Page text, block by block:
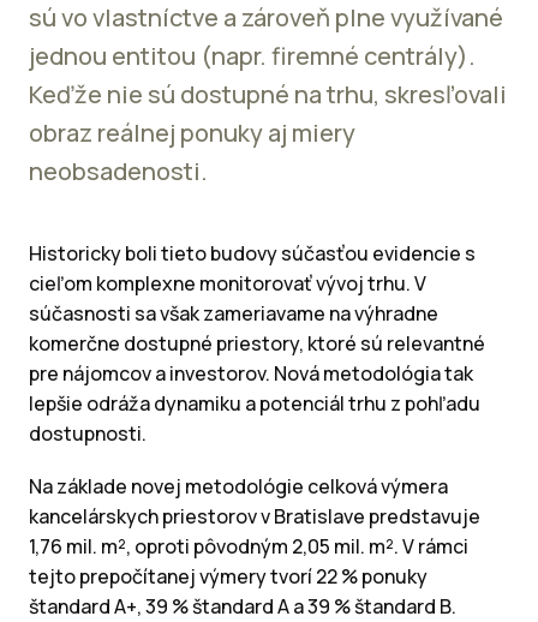
sú vo vlastníctve a zároveň plne využívané
jednou entitou (napr. firemné centrály).
Keďže nie sú dostupné na trhu, skresľovali
obraz reálnej ponuky aj miery
neobsadenosti.
Historicky boli tieto budovy súčasťou evidencie s
cieľom komplexne monitorovať vývoj trhu. V
súčasnosti sa však zameriavame na výhradne
komerčne dostupné priestory, ktoré sú relevantné
pre nájomcov a investorov. Nová metodológia tak
lepšie odráža dynamiku a potenciál trhu z pohľadu
dostupnosti.
Na základe novej metodológie celková výmera
kancelárskych priestorov v Bratislave predstavuje
1,76 mil. m², oproti pôvodným 2,05 mil. m². V rámci
tejto prepočítanej výmery tvorí 22 % ponuky
štandard A+, 39 % štandard A a 39 % štandard B.